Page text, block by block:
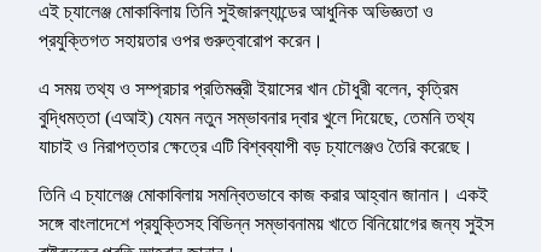
এই চ্যালেঞ্জ মোকাবিলায় তিনি সুইজারল্যান্ডের আধুনিক অভিজ্ঞতা ও
প্রযুক্তিগত সহায়তার ওপর গুরুত্বারোপ করেন।
এ সময় তথ্য ও সম্প্রচার প্রতিমন্ত্রী ইয়াসের খান চৌধুরী বলেন, কৃত্রিম
বুদ্ধিমত্তা (এআই) যেমন নতুন সম্ভাবনার দ্বার খুলে দিয়েছে, তেমনি তথ্য
যাচাই ও নিরাপত্তার ক্ষেত্রে এটি বিশ্বব্যাপী বড় চ্যালেঞ্জও তৈরি করেছে।
তিনি এ চ্যালেঞ্জ মোকাবিলায় সমন্বিতভাবে কাজ করার আহ্বান জানান। একই
সঙ্গে বাংলাদেশে প্রযুক্তিসহ বিভিন্ন সম্ভাবনাময় খাতে বিনিয়োগের জন্য সুইস